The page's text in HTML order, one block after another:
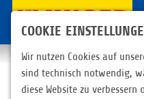
COOKIE
Wir nutzen Cookies auf
sind technisch notwendig,
diese Website zu verbessern